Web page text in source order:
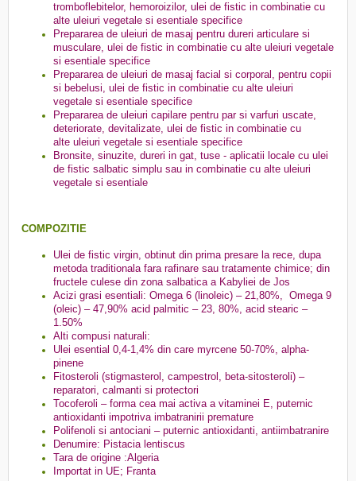
tromboflebitelor, hemoroizilor, ulei de fistic in combinatie cu
alte uleiuri vegetale si esentiale specifice
Prepararea de uleiuri de masaj pentru dureri articulare si
musculare, ulei de fistic in combinatie cu alte uleiuri vegetale
si esentiale specifice
Prepararea de uleiuri de masaj facial si corporal, pentru copii
si bebelusi, ulei de fistic in combinatie cu alte uleiuri
vegetale si esentiale specifice
Prepararea de uleiuri capilare pentru par si varfuri uscate,
deteriorate, devitalizate, ulei de fistic in combinatie cu
alte uleiuri vegetale si esentiale specifice
Bronsite, sinuzite, dureri in gat, tuse - aplicatii locale cu ulei
de fistic salbatic simplu sau in combinatie cu alte uleiuri
vegetale si esentiale
COMPOZITIE
Ulei de fistic virgin, obtinut din prima presare la rece, dupa
metoda traditionala fara rafinare sau tratamente chimice; din
fructele culese din zona salbatica a Kabyliei de Jos
Acizi grasi esentiali: Omega 6 (linoleic) – 21,80%, Omega 9
(oleic) – 47,90% acid palmitic – 23, 80%, acid stearic –
1.50%
Alti compusi naturali:
Ulei esential 0,4-1,4% din care myrcene 50-70%, alpha-
pinene
Fitosteroli (stigmasterol, campestrol, beta-sitosteroli) –
reparatori, calmanti si protectori
Tocoferoli – forma cea mai activa a vitaminei E, puternic
antioxidanti impotriva imbatranirii premature
Polifenoli si antociani – puternic antioxidanti, antiimbatranire
Denumire: Pistacia lentiscus
Tara de origine :Algeria
Importat in UE; Franta